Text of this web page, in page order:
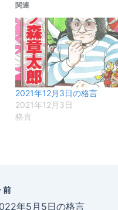
関連
2021年12月3日の格言
2021年12月3日
格言
前
年5月5日の格言